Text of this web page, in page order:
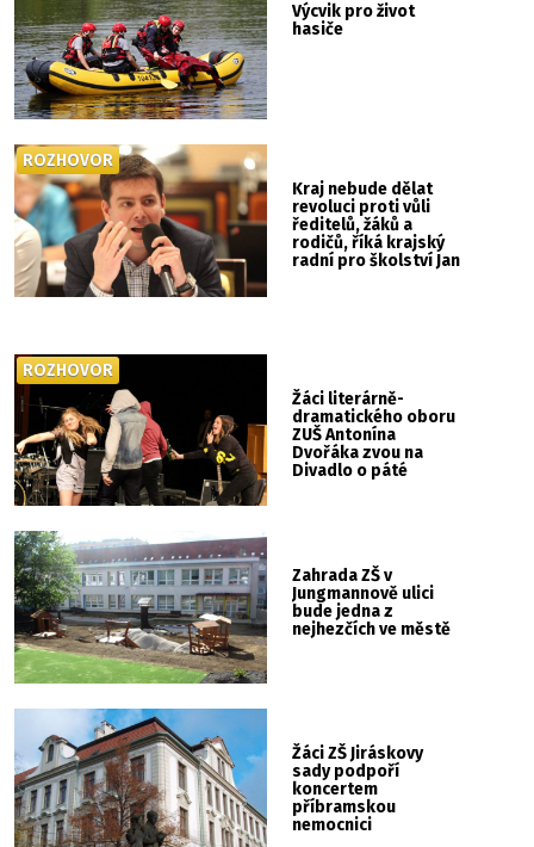
Výcvik pro život
hasiče
Kraj nebude dělat
revoluci proti vůli
ředitelů, žáků a
rodičů, říká krajský
radní pro školství Jan
ROZHOVOR
Žáci literárně-
dramatického oboru
ZUŠ Antonína
Dvořáka zvou na
Divadlo o páté
ROZHOVOR
Zahrada ZŠ v
Jungmannově ulici
bude jedna z
nejhezčích ve městě
Žáci ZŠ Jiráskovy
sady podpoří
koncertem
příbramskou
nemocnici